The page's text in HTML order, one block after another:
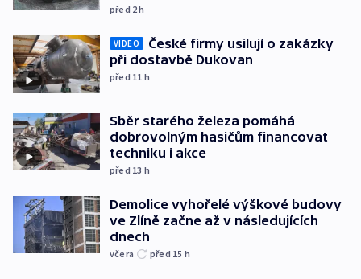
před 2h
VIDEO
České firmy usilují o zakázky
při dostavbě Dukovan
před 11 h
Sběr starého železa pomáhá
dobrovolným hasičům financovat
techniku i akce
před 13 h
Demolice vyhořelé výškové budovy
ve Zlíně začne až v následujících
dnech
včera před 15 h